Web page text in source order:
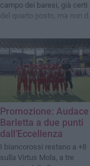
campo dei baresi, già certi
del quarto posto, ma non di
Promozione: Audace
Barletta a due punti
dall’Eccellenza
I biancorossi restano a +8
sulla Virtus Mola, a tre